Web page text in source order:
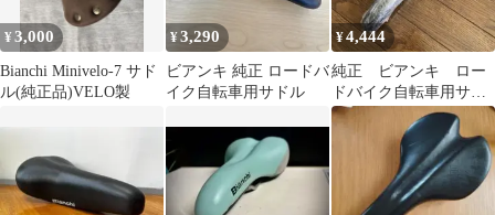
¥3,000
Bianchi Minivelo-7 サド
ル(純正品)VELO製
¥3,290
ビアンキ 純正 ロードバ
イク自転車用サドル
¥4,444
純正 ビアンキ ロー
ドバイク自転車用サド
ル 黒 水色